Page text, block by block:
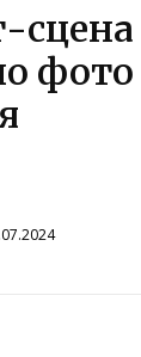
фото